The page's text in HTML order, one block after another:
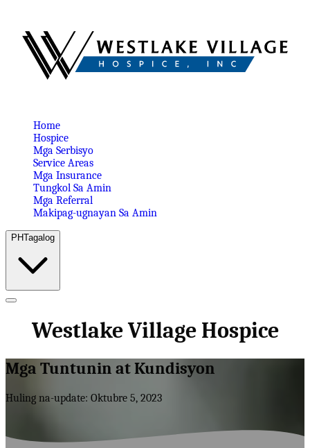
Home
Hospice
Mga Serbisyo
Service Areas
Mga Insurance
Tungkol Sa Amin
Mga Referral
Makipag-ugnayan Sa Amin
PHTagalog
Westlake Village Hospice
Mga Tuntunin at Kundisyon
Huling na-update: Oktubre 5, 2023